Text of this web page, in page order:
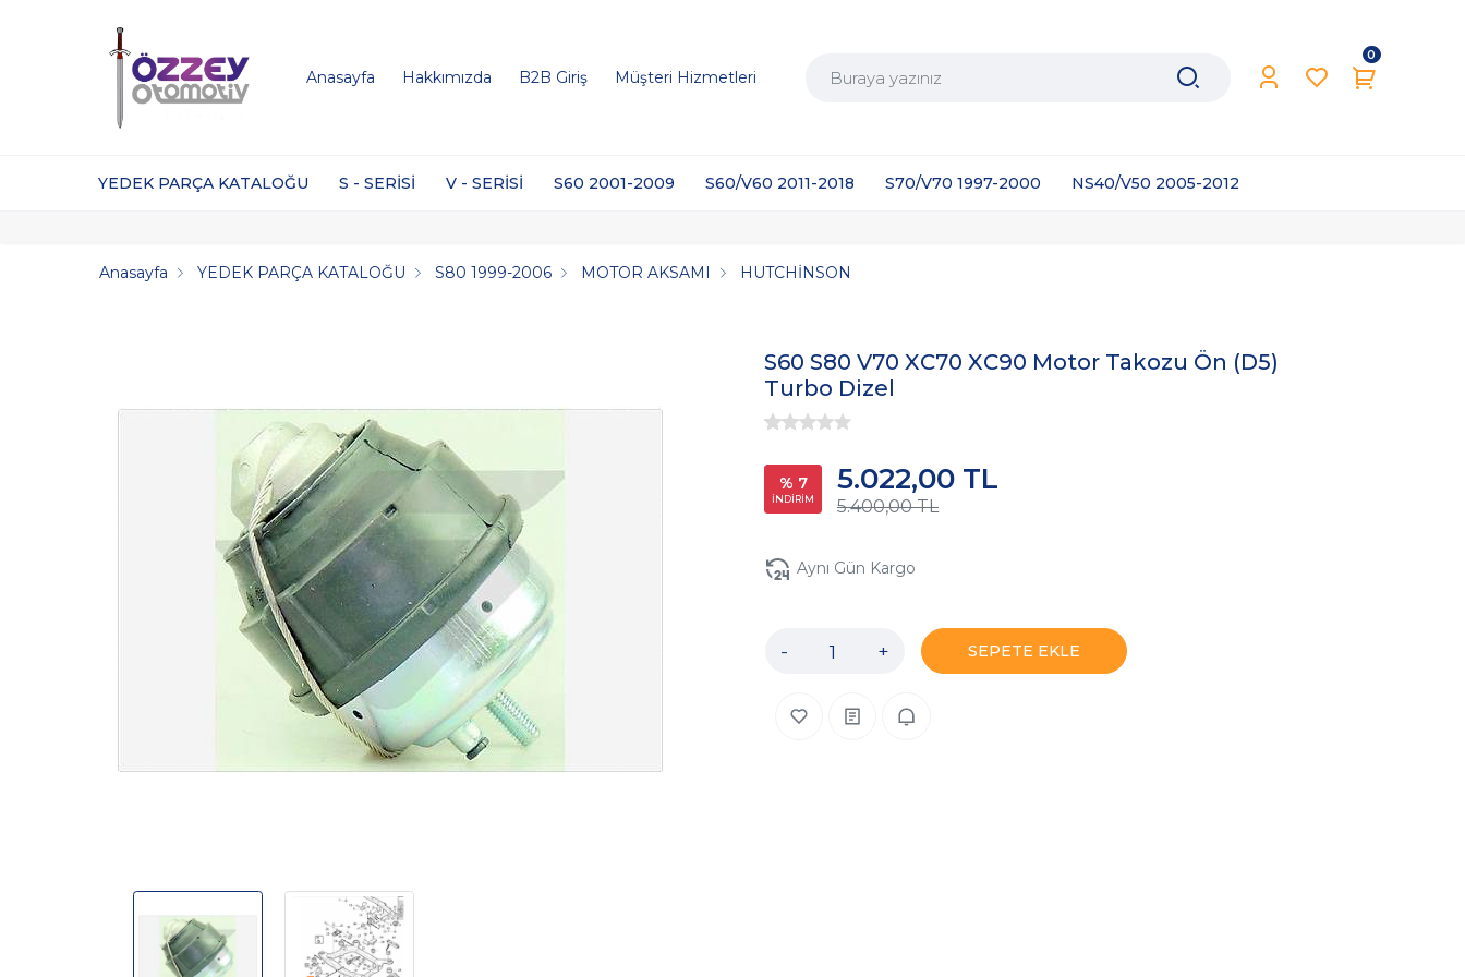
Anasayfa Hakkımızda B2B Giriş Müşteri Hizmetleri
0
YEDEK PARÇA KATALOĞU S - SERİSİ V - SERİSİ S60 2001-2009 S60/V60 2011-2018 S70/V70 1997-2000 NS40/V50 2005-2012
Anasayfa YEDEK PARÇA KATALOĞU S80 1999-2006 MOTOR AKSAMI HUTCHİNSON
S60 S80 V70 XC70 XC90 Motor Takozu Ön (D5)
Turbo Dizel
% 7
İNDİRİM 5.400,00 TL
5.022,00 TL
Aynı Gün Kargo
- + SEPETE EKLE